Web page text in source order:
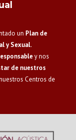
un Plan de
y Sexual.
y nos
de nuestros
Centros de